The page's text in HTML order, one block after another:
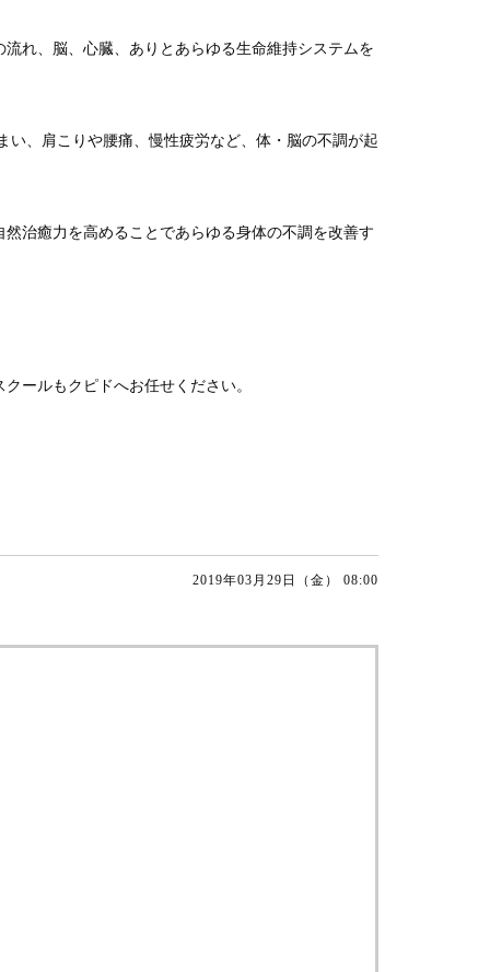
れ、脳、心臓、ありとあらゆる生命維持システムを
、肩こりや腰痛、慢性疲労など、体・脳の不調が起
治癒力を高めることであらゆる身体の不調を改善す
ールもクピドへお任せください。
2019年03月29日（金） 08:00